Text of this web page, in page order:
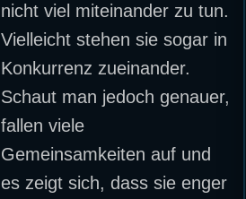
nicht viel miteinander zu tun.
Vielleicht stehen sie sogar in
Konkurrenz zueinander.
Schaut man jedoch genauer,
fallen viele
Gemeinsamkeiten auf und
es zeigt sich, dass sie enger